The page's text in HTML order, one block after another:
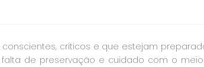
críticos e que estejam
de preservação e cuidado com o meio